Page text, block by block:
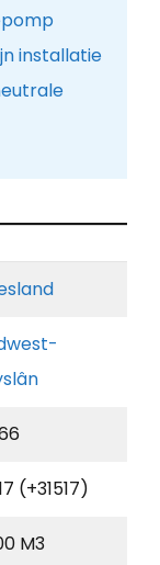
installatie
(+31517)
M3